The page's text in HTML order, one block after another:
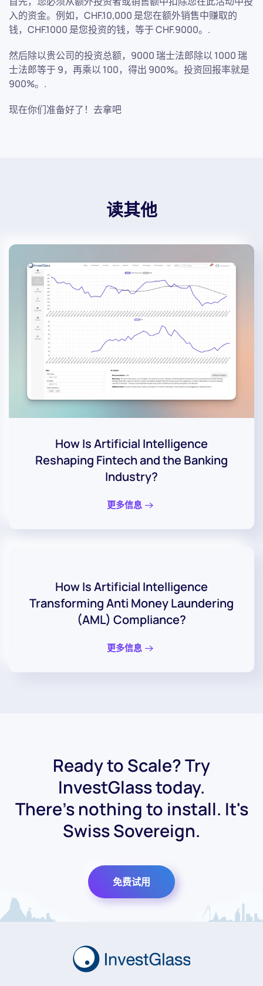
入的资金。例如，CHF.10,000 是您在额外销售中赚取的
钱，CHF.1000 是您投资的钱，等于 CHF.9000。.
然后除以贵公司的投资总额，9000 瑞士法郎除以 1000 瑞
士法郎等于 9，再乘以 100，得出 900%。投资回报率就是
900%。.
现在你们准备好了！去拿吧
读其他
How Is Artificial Intelligence
Reshaping Fintech and the Banking
Industry?
更多信息
How Is Artificial Intelligence
Transforming Anti Money Laundering
(AML) Compliance?
更多信息
Ready to Scale? Try
InvestGlass today.
There's nothing to install. It's
Swiss Sovereign.
免费试用